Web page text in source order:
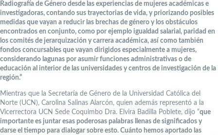
Radiografía de Género desde las experiencias de mujeres académicas e
investigadoras, contando sus trayectorias de vida, y priorizando posibles
medidas que vayan a reducir las brechas de género y los obstáculos
encontrados en conjunto, como por ejemplo igualdad salarial, paridad en
los comités de jerarquización y carrera académica, así como también
fondos concursables que vayan dirigidos especialmente a mujeres,
considerando lagunas por asumir funciones administrativas o de
educación al interior de las universidades y centros de investigación de la
región.”
Mientras que la Secretaría de Género de la Universidad Católica del
Norte (UCN), Carolina Salinas Alarcón, quien además representó a la
Vicerrectora UCN Sede Coquimbo Dra. Elvira Badilla Poblete, dijo “que
importante es juntar esas poderosas palabras llenas de significados y
darse el tiempo para dialogar sobre esto. Cuánto hemos aportado las